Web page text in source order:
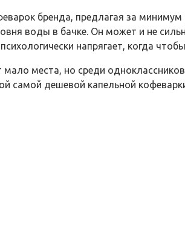
бренда, предлагая за
воды в бачке. Он может и не
напрягает, когда
места, но среди
самой дешевой капельной